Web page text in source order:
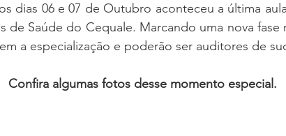
dias 06 e 07 de Outubro aconteceu a última
de Saúde do Cequale. Marcando uma nova fase
a especialização e poderão ser auditores de
Confira algumas fotos desse momento especial.